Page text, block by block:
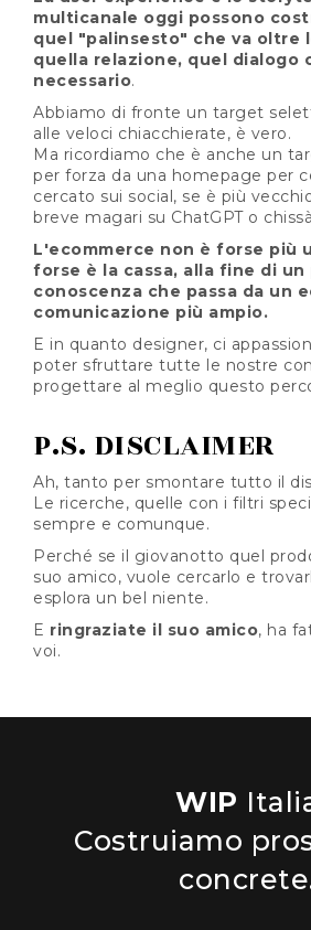
multicanale oggi possono
quel "palinsesto" che va oltre
quella relazione, quel dialogo
necessario.
Abbiamo di fronte un target
alle veloci chiacchierate, è vero.
Ma ricordiamo che è anche un
per forza da una homepage per
cercato sui social, se è più
breve magari su ChatGPT o
L'ecommerce non è forse più
forse è la cassa, alla fine di
conoscenza che passa da un
comunicazione più ampio.
E in quanto designer, ci
poter sfruttare tutte le nostre
progettare al meglio questo
P.S. DISCLAIMER
Ah, tanto per smontare tutto il
Le ricerche, quelle con i filtri
sempre e comunque.
Perché se il giovanotto quel
suo amico, vuole cercarlo e
esplora un bel niente.
E ringraziate il suo amico, ha
voi.
WIP
Costruiamo